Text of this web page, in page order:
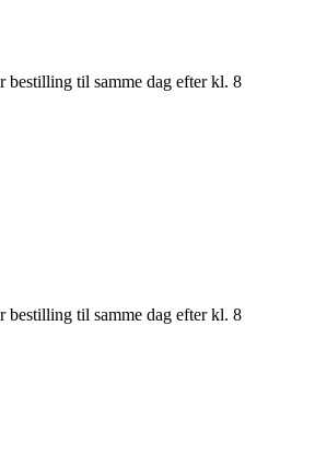
bestilling til samme dag efter kl. 8
bestilling til samme dag efter kl. 8